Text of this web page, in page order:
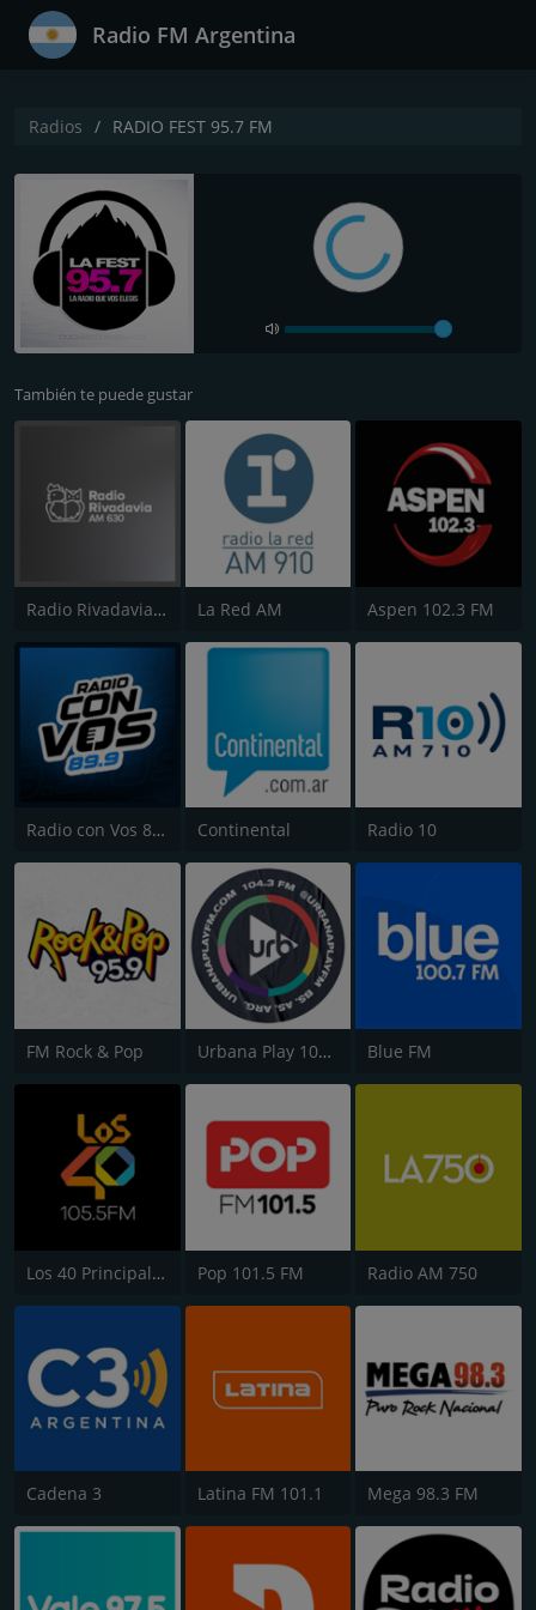
Radio FM Argentina
Radios RADIO FEST 95.7 FM
También te puede gustar
Radio Rivadavia 630 AM La Red AM Aspen 102.3 FM
Radio con Vos 89.9 FM Continental Radio 10
FM Rock & Pop Urbana Play 104.3 FM Blue FM
Los 40 Principales Pop 101.5 FM Radio AM 750
Cadena 3 Latina FM 101.1 Mega 98.3 FM